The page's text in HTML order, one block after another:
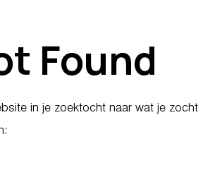
Found
in je zoektocht naar wat je zocht